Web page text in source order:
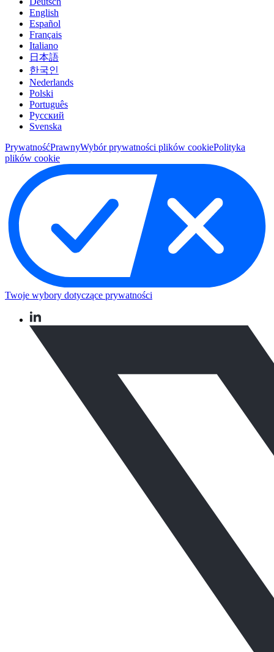
English
Español
Français
Italiano
日本語
한국인
Nederlands
Polski
Português
Pусский
Svenska
PrywatnośćPrawnyWybór prywatności plików cookiePolityka
plików cookie
Twoje wybory dotyczące prywatności